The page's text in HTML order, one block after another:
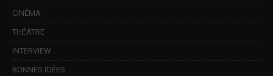
CINÉMA
THÉÂTRE
INTERVIEW
BONNES IDÉES